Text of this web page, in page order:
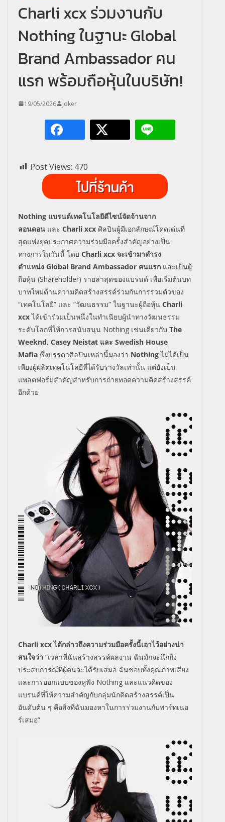
Charli xcx ร่วมงานกับ
Nothing ในฐานะ Global
Brand Ambassador คน
แรก พร้อมถือหุ้นในบริษัท!
19/05/2026 Joker
Post Views: 470
Nothing แบรนด์เทคโนโลยีดีไซน์จัดจ้านจาก
ลอนดอน และ Charli xcx ศิลปินผู้มีเอกลักษณ์โดดเด่นที่
สุดแห่งยุคประกาศความร่วมมือครั้งสำคัญอย่างเป็น
ทางการในวันนี้ โดย Charli xcx จะเข้ามาดำรง
ตำแหน่ง Global Brand Ambassador คนแรก และเป็นผู้
ถือหุ้น (Shareholder) รายล่าสุดของแบรนด์ เพื่อเริ่มต้นบท
บาทใหม่ด้านความคิดสร้างสรรค์ร่วมกันการรวมตัวของ
“เทคโนโลยี” และ “วัฒนธรรม” ในฐานะผู้ถือหุ้น Charli
xcx ได้เข้าร่วมเป็นหนึ่งในทำเนียบผู้นำทางวัฒนธรรม
ระดับโลกที่ให้การสนับสนุน Nothing เช่นเดียวกับ The
Weeknd, Casey Neistat และ Swedish House
Mafia ซึ่งบรรดาศิลปินเหล่านี้มองว่า Nothingไม่ได้เป็น
เพียงผู้ผลิตเทคโนโลยีที่ได้รับรางวัลเท่านั้น แต่ยังเป็น
แพลตฟอร์มสำคัญสำหรับการถ่ายทอดความคิดสร้างสรรค์
อีกด้วย
Charli xcx ได้กล่าวถึงความร่วมมือครั้งนี้เอาไว้อย่างน่า
สนใจว่า “เวลาที่ฉันสร้างสรรค์ผลงาน ฉันมักจะนึกถึง
ประสบการณ์ที่ผู้คนจะได้รับเสมอ ฉันชอบทั้งคุณภาพเสียง
และการออกแบบของหูฟัง Nothing และแนวคิดของ
แบรนด์ที่ให้ความสำคัญกับกลุ่มนักคิดสร้างสรรค์เป็น
อันดับต้น ๆ คือสิ่งที่ฉันมองหาในการร่วมงานกับพาร์ทเนอ
ร์เสมอ”